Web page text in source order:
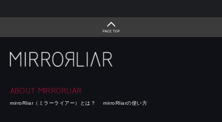
ABOUT MIRRORLIAR
mirroRliar（ミラーライアー）とは？ mirroRliarの使い方